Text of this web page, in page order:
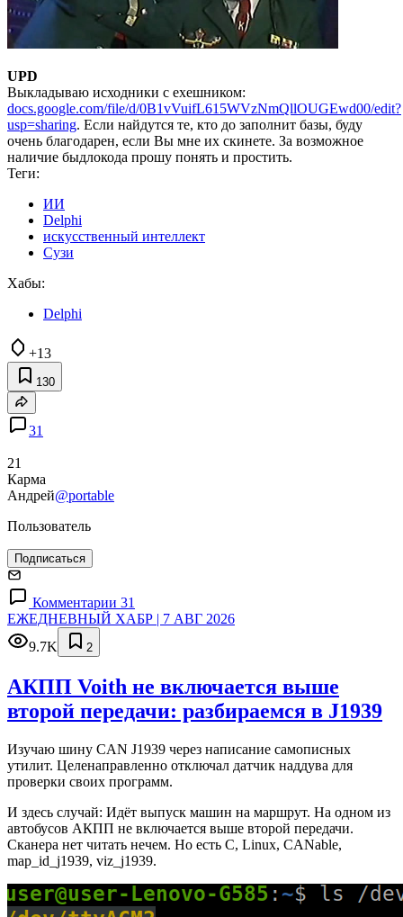
UPD
Выкладываю исходники с exeшником:
docs.google.com/file/d/0B1vVuifL615WVzNmQllOUGEwd00/edit?
usp=sharing. Если найдутся те, кто до заполнит базы, буду
очень благодарен, если Вы мне их скинете. За возможное
наличие быдлокода прошу понять и простить.
Теги:
ИИ
Delphi
искусственный интеллект
Сузи
Хабы:
Delphi
+13
130
31
21
Карма
Андрей@portable
Пользователь
Подписаться
Комментарии 31
ЕЖЕДНЕВНЫЙ ХАБР | 7 АВГ 2026
9.7K
2
АКПП Voith не включается выше
второй передачи: разбираемся в J1939
Изучаю шину CAN J1939 через написание самописных
утилит. Целенаправленно отключал датчик наддува для
проверки своих программ.
И здесь случай: Идёт выпуск машин на маршрут. На одном из
автобусов АКПП не включается выше второй передачи.
Сканера нет читать нечем. Но есть C, Linux, CANable,
map_id_j1939, viz_j1939.